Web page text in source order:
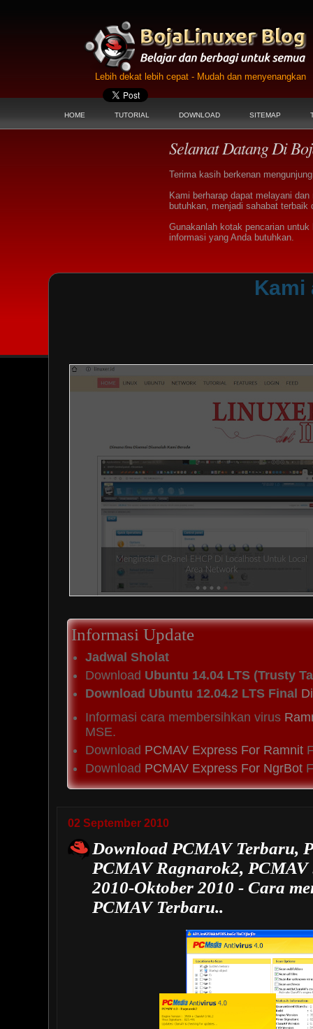
Lebih dekat lebih cepat - Mudah dan menyenangkan
HOME TUTORIAL DOWNLOAD SITEMAP
Selamat Datang Di
Terima kasih berkenan
Kami berharap dapat melayani
butuhkan, menjadi sahabat
Gunakanlah kotak pencarian
informasi yang Anda butuhkan.
Kami
Informasi Update
Jadwal Sholat
Download Ubuntu 14.04 LTS (Trusty
Download Ubuntu 12.04.2 LTS Final
Informasi cara membersihkan virus
MSE.
Download PCMAV Express For Ramnit
Download PCMAV Express For NgrBot
02 September 2010
Download PCMAV Terbaru,
PCMAV Ragnarok2, PCMAV
2010-Oktober 2010 - Cara
PCMAV Terbaru..